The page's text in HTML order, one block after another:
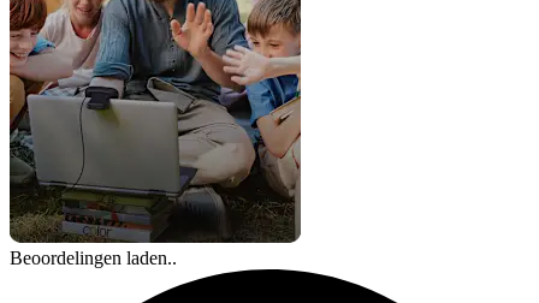
Beoordelingen laden..